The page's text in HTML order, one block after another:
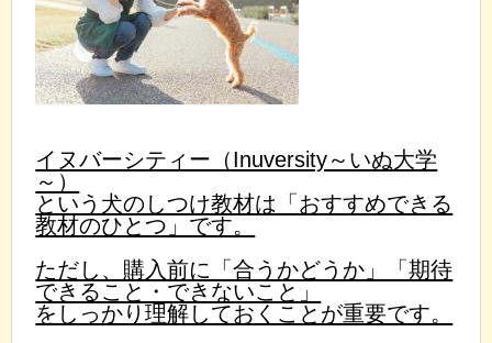
イヌバーシティー（Inuversity～いぬ大学
～）
という犬のしつけ教材は「おすすめできる
教材のひとつ」です。
ただし、購入前に「合うかどうか」「期待
できること・できないこと」
をしっかり理解しておくことが重要です。